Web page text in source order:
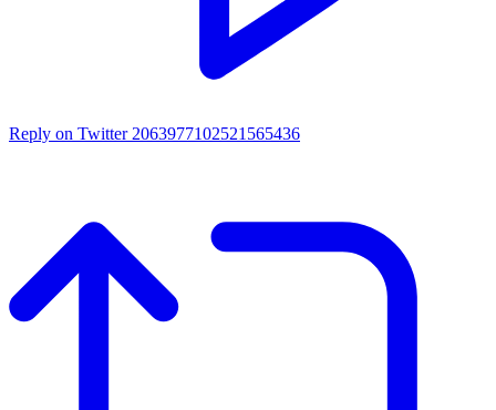
Reply on Twitter 2063977102521565436